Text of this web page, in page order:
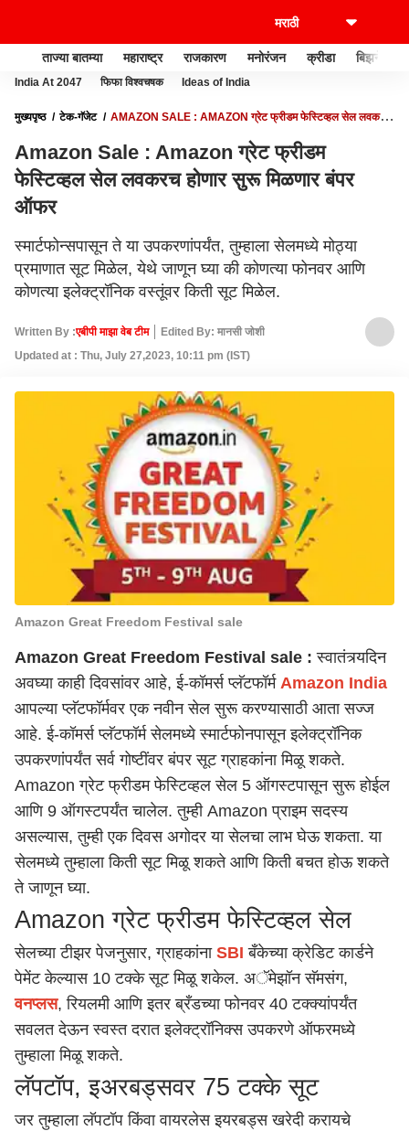
ताज्या बातम्या महाराष्ट्र राजकारण मनोरंजन क्रीडा बिझनेस
India At 2047 फिफा विश्वचषक Ideas of India
मुख्यपृष्ठ टेक-गॅजेट
AMAZON SALE : AMAZON ग्रेट फ्रीडम फेस्टिव्हल सेल लवकरच
Amazon Sale : Amazon ग्रेट फ्रीडम
फेस्टिव्हल सेल लवकरच होणार सुरू मिळणार बंपर
ऑफर
स्मार्टफोन्सपासून ते या उपकरणांपर्यंत, तुम्हाला सेलमध्ये मोठ्या
प्रमाणात सूट मिळेल, येथे जाणून घ्या की कोणत्या फोनवर आणि
कोणत्या इलेक्ट्रॉनिक वस्तूंवर किती सूट मिळेल.
Written By :एबीपी माझा वेब टीम
Edited By: मानसी जोशी
Updated at : Thu, July 27,2023, 10:11 pm (IST)
Amazon Great Freedom Festival sale
Amazon Great Freedom Festival sale : स्वातंत्र्यदिन
अवघ्या काही दिवसांवर आहे, ई-कॉमर्स प्लॅटफॉर्म Amazon India
आपल्या प्लॅटफॉर्मवर एक नवीन सेल सुरू करण्यासाठी आता सज्ज
आहे. ई-कॉमर्स प्लॅटफॉर्म सेलमध्ये स्मार्टफोनपासून इलेक्ट्रॉनिक
उपकरणांपर्यंत सर्व गोष्टींवर बंपर सूट ग्राहकांना मिळू शकते.
Amazon ग्रेट फ्रीडम फेस्टिव्हल सेल 5 ऑगस्टपासून सुरू होईल
आणि 9 ऑगस्टपर्यंत चालेल. तुम्ही Amazon प्राइम सदस्य
असल्यास, तुम्ही एक दिवस अगोदर या सेलचा लाभ घेऊ शकता. या
सेलमध्ये तुम्हाला किती सूट मिळू शकते आणि किती बचत होऊ शकते
ते जाणून घ्या.
Amazon ग्रेट फ्रीडम फेस्टिव्हल सेल
सेलच्या टीझर पेजनुसार, ग्राहकांनाSBI बँकेच्या क्रेडिट कार्डने
पेमेंट केल्यास 10 टक्के सूट मिळू शकेल. अॅमेझॉन सॅमसंग,
वनप्लस, रियलमी आणि इतर ब्रँडच्या फोनवर 40 टक्क्यांपर्यंत
सवलत देऊन स्वस्त दरात इलेक्ट्रॉनिक्स उपकरणे ऑफरमध्ये
तुम्हाला मिळू शकते.
लॅपटॉप, इअरबड्सवर 75 टक्के सूट
जर तुम्हाला लॅपटॉप किंवा वायरलेस इयरबड्स खरेदी करायचे